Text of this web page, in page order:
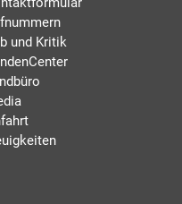
und Kritik